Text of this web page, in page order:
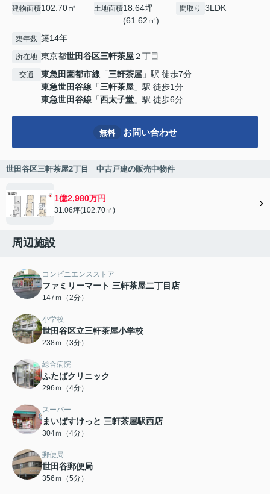
建物面積102.70㎡ 土地面積18.64坪
(61.62㎡)
間取り 3LDK
築年数 築14年
所在地 東京都世田谷区三軒茶屋２丁目
交通 東急田園都市線 「三軒茶屋 」駅 徒歩7分
東急世田谷線 「三軒茶屋 」駅 徒歩1分
東急世田谷線 「西太子堂 」駅 徒歩6分
無料 お問い合わせ
世田谷区三軒茶屋2丁目 中古戸建の販売中物件
1億2,980万円
31.06坪(102.70㎡)
周辺施設
コンビニエンスストア
ファミリーマート 三軒茶屋二丁目店
147ｍ（2分）
小学校
世田谷区立三軒茶屋小学校
238ｍ（3分）
総合病院
ふたばクリニック
296ｍ（4分）
スーパー
まいばすけっと 三軒茶屋駅西店
304ｍ（4分）
郵便局
世田谷郵便局
356ｍ（5分）